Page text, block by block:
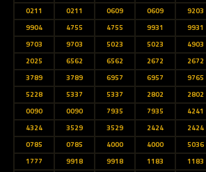
0211
0211 0609 0609 9203
9904
4755 4755 9931 9931
9703
9703 5023 5023 4903
2025
6562 6562 2672 2672
3789
3789 6957 6957 9765
5228
5337 5337 2802 2802
0090
0090 7935 7935 4241
4324
3529 3529 2424 2424
0785
0785 4000 4000 5036
1777
9918 9918 1183 1183